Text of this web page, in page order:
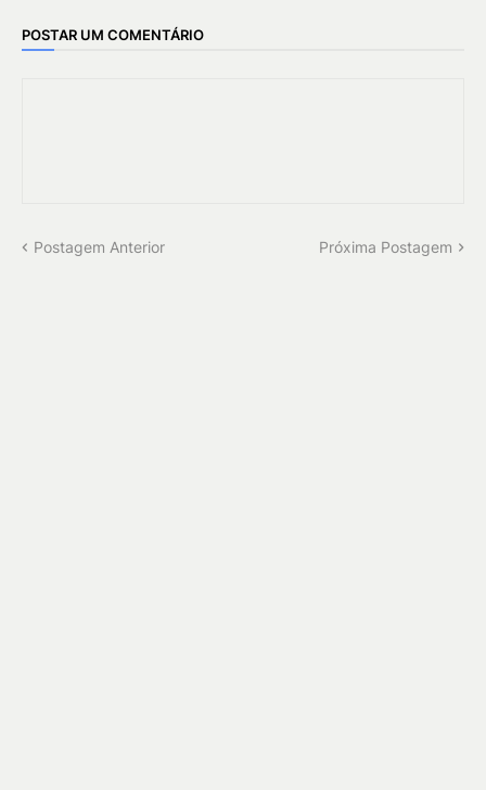
POSTAR UM COMENTÁRIO
Postagem Anterior Próxima Postagem